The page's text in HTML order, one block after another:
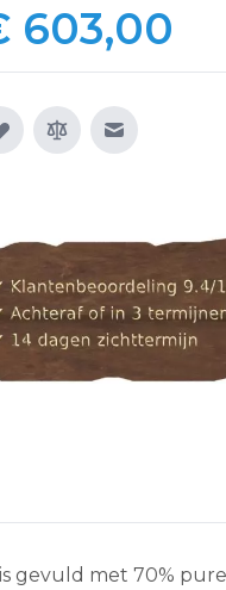
603,00
E-mail naar
gevuld met 70%